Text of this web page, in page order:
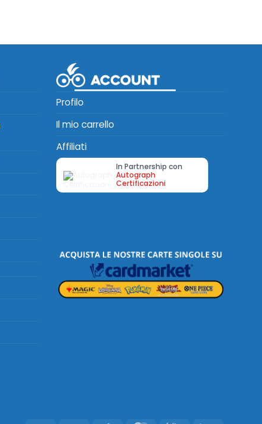
Profilo
Il mio carrello
Affiliati
In Partnership con
Autograph
Certificazioni